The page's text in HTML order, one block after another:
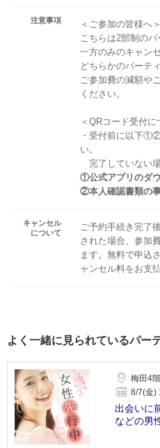
注意事項
＜ご参加の皆様へ＞
こちらは2部制のパ
一方のみのキャン
どちらかのパーテ
ご参加費の減額や
ください。
＜QRコード受付に
・受付前に以下
い。
完了していない
①公式アプリのダ
②本人確認書類の
キャンセル
について
ご予約手続き完了
された場合、参加
ます。無料で申込
ャンセル料をお支
よく一緒に見られているパー
梅田4階
8/7(金)
出会いに
などの男